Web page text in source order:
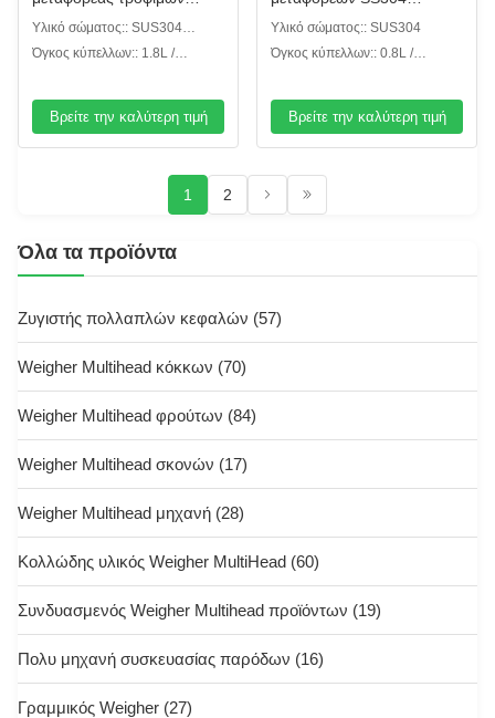
ανελκυστήρων SUS304
αλυσίδων κάδων τύπων
ταχύτητας Ζ
Υλικό σώματος:: SUS304
κάθετος ανελκυστήρας
Όγκος κύπελλων:: 1.8L /
Βρείτε την καλύτερη τιμή
ανελκυστήρων κάδων
χορήγησης της δόσης
τύπων κύπελλων
Υλικό σώματος:: SUS304
Όγκος κύπελλων:: 0.8L /
Βρείτε την καλύτερη τιμή
1 2
Όλα τα προϊόντα
Ζυγιστής πολλαπλών κεφαλών (57)
Weigher Multihead κόκκων (70)
Weigher Multihead φρούτων (84)
Weigher Multihead σκονών (17)
Weigher Multihead μηχανή (28)
Κολλώδης υλικός Weigher MultiHead (60)
Συνδυασμενός Weigher Multihead προϊόντων (19)
Πολυ μηχανή συσκευασίας παρόδων (16)
Γραμμικός Weigher (27)